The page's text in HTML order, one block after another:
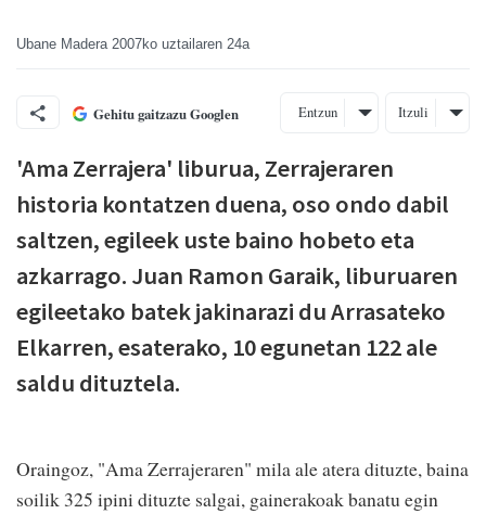
Ubane Madera 2007ko uztailaren 24a
Gehitu gaitzazu Googlen Entzun Itzuli
'Ama Zerrajera' liburua, Zerrajeraren
historia kontatzen duena, oso ondo dabil
saltzen, egileek uste baino hobeto eta
azkarrago. Juan Ramon Garaik, liburuaren
egileetako batek jakinarazi du Arrasateko
Elkarren, esaterako, 10 egunetan 122 ale
saldu dituztela.
Oraingoz, "Ama Zerrajeraren" mila ale atera dituzte, baina
soilik 325 ipini dituzte salgai, gainerakoak banatu egin